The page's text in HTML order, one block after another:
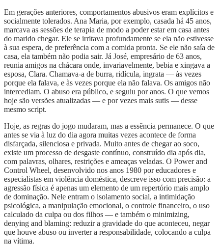
Em gerações anteriores, comportamentos abusivos eram explícitos e
socialmente tolerados. Ana Maria, por exemplo, casada há 45 anos,
marcava as sessões de terapia de modo a poder estar em casa antes
do marido chegar. Ele se irritava profundamente se ela não estivesse
à sua espera, de preferência com a comida pronta. Se ele não saía de
casa, ela também não podia sair. Já José, empresário de 63 anos,
reunia amigos na chácara onde, invariavelmente, bebia e xingava a
esposa, Clara. Chamava-a de burra, ridícula, ingrata — às vezes
porque ela falava, e às vezes porque ela não falava. Os amigos não
intercediam. O abuso era público, e seguiu por anos. O que vemos
hoje são versões atualizadas — e por vezes mais sutis — desse
mesmo script.
Hoje, as regras do jogo mudaram, mas a essência permanece. O que
antes se via à luz do dia agora muitas vezes acontece de forma
disfarçada, silenciosa e privada. Muito antes de chegar ao soco,
existe um processo de desgaste contínuo, construído dia após dia,
com palavras, olhares, restrições e ameaças veladas. O Power and
Control Wheel, desenvolvido nos anos 1980 por educadores e
especialistas em violência doméstica, descreve isso com precisão: a
agressão física é apenas um elemento de um repertório mais amplo
de dominação. Nele entram o isolamento social, a intimidação
psicológica, a manipulação emocional, o controle financeiro, o uso
calculado da culpa ou dos filhos — e também o minimizing,
denying and blaming: reduzir a gravidade do que aconteceu, negar
que houve abuso ou inverter a responsabilidade, colocando a culpa
na vítima.